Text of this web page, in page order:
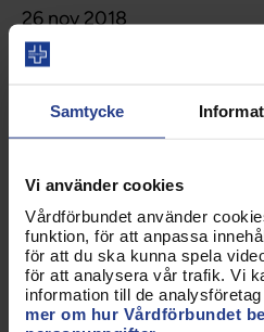
Samtycke
Vi använder cookies
Vårdförbundet använder
funktion, för att anpassa
för att du ska kunna spela
för att analysera vår trafik. Vi
information till de
mer om hur Vårdförbundet
26 nov 2018
Vårdförbundet har beretts
slutbetänkandet.
Ett ordnat
05 sep 2018
Vårdförbundets svar
hälso- och sjukvård för